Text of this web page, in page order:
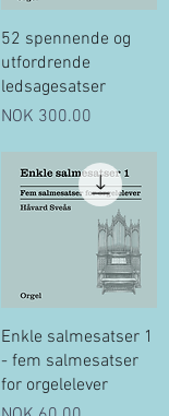
Quick View
52 spennende og
utfordrende
ledsagesatser
Price
NOK 300.00
Quick View
Enkle salmesatser 1
- fem salmesatser
for orgelelever